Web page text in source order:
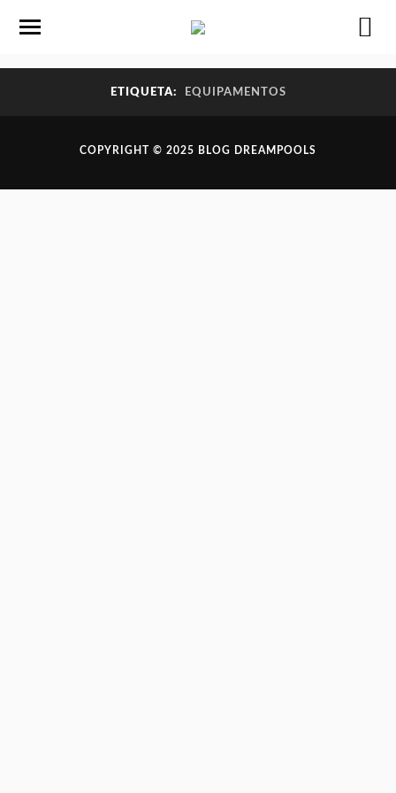
ETIQUETA: EQUIPAMENTOS
COPYRIGHT © 2025 BLOG DREAMPOOLS